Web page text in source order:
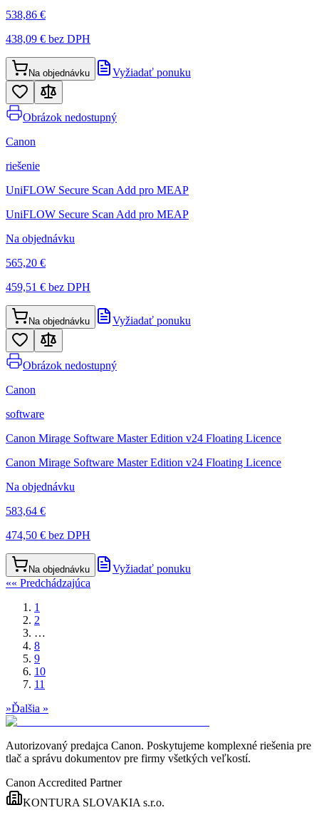
538,86 €
438,09 € bez DPH
Na objednávku Vyžiadať ponuku
Obrázok nedostupný
Canon
riešenie
UniFLOW Secure Scan Add pro MEAP
UniFLOW Secure Scan Add pro MEAP
Na objednávku
565,20 €
459,51 € bez DPH
Na objednávku Vyžiadať ponuku
Obrázok nedostupný
Canon
software
Canon Mirage Software Master Edition v24 Floating Licence
Canon Mirage Software Master Edition v24 Floating Licence
Na objednávku
583,64 €
474,50 € bez DPH
Na objednávku
Vyžiadať ponuku
«« Predchádzajúca
1
2
…
8
9
10
11
»Ďalšia »
Autorizovaný predajca Canon. Poskytujeme komplexné riešenia pre
tlač a správu dokumentov pre firmy všetkých veľkostí.
Canon Accredited Partner
KONTURA SLOVAKIA s.r.o.